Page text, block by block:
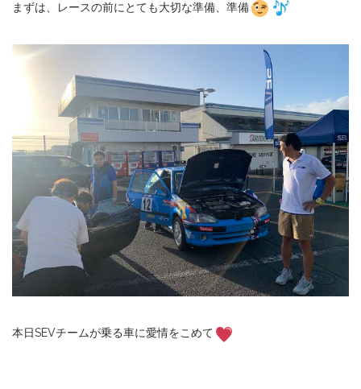
まずは、レースの前にとても大切な準備、準備
本日SEVチームが乗る車に愛情をこめて